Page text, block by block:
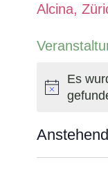
Alcina,
Hinweis
Es